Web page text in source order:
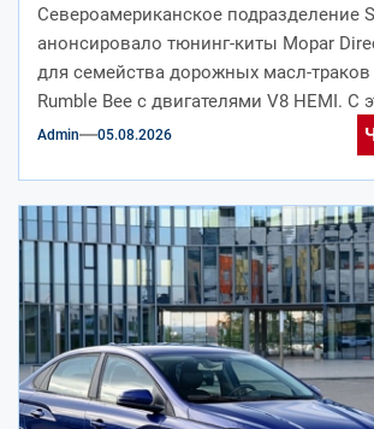
декор
Североамериканское подразделение
анонсировало тюнинг-киты Mopar
для семейства дорожных масл-траков
Rumble Bee с двигателями V8 HEMI. С
китами и без...
Admin 05.08.2026